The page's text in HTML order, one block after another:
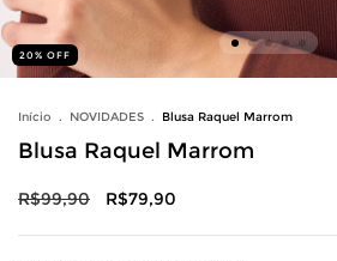
20 % OFF
Início . NOVIDADES . Blusa Raquel Marrom
Blusa Raquel Marrom
R$99,90 R$79,90